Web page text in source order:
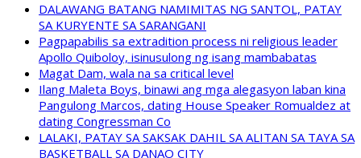
DALAWANG BATANG NAMIMITAS NG SANTOL, PATAY
SA KURYENTE SA SARANGANI
Pagpapabilis sa extradition process ni religious leader
Apollo Quiboloy, isinusulong ng isang mambabatas
Magat Dam, wala na sa critical level
Ilang Maleta Boys, binawi ang mga alegasyon laban kina
Pangulong Marcos, dating House Speaker Romualdez at
dating Congressman Co
LALAKI, PATAY SA SAKSAK DAHIL SA ALITAN SA TAYA SA
BASKETBALL SA DANAO CITY